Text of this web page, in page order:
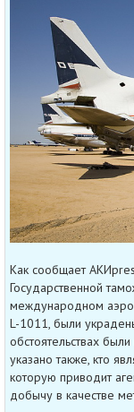
Как сообщает
Государственной
международном
L-1011, были
обстоятельствах
указано также, кто
которую приводит
добычу в качестве